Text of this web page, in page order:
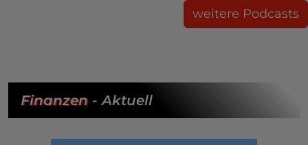
weitere Podcasts
Finanzen- Aktuell